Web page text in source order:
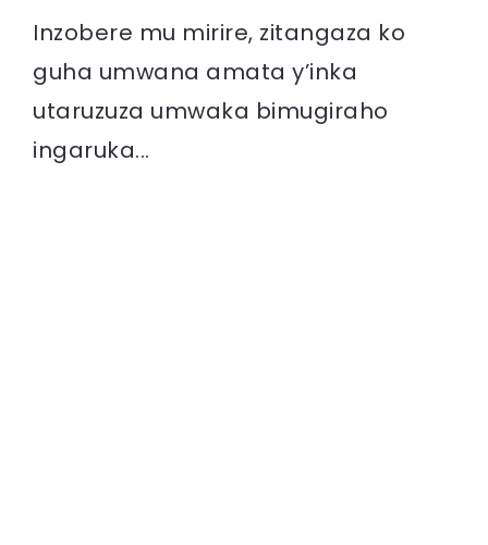
Inzobere mu mirire, zitangaza ko
guha umwana amata y’inka
utaruzuza umwaka bimugiraho
ingaruka...